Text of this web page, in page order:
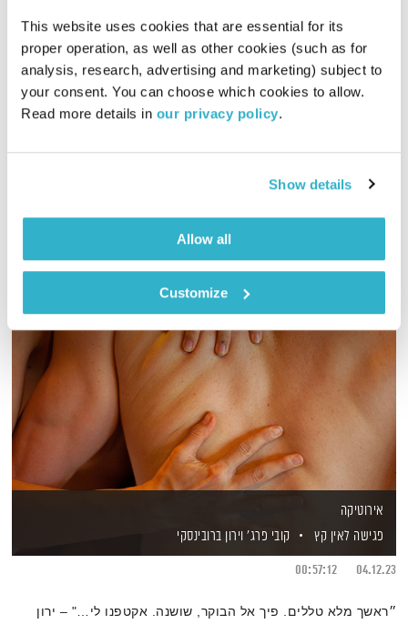
This website uses cookies that are essential for its
proper operation, as well as other cookies (such as for
analysis, research, advertising and marketing) subject to
your consent. You can choose which cookies to allow.
Read more details in our privacy policy.
Show details
Allow all
Customize
התעוררות
גליה גלעדי
09.05.23
01:27:35
אודיו
אירוטיקה
פגישה לאין קץ
קובי פרג' וירון ברובינסקי
04.12.23
00:57:12
״ראשך מלא טללים. פיך אל הבוקר, שושנה. אקטפנו לי…" – ירון